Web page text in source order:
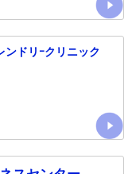
ンドリｰクリニック